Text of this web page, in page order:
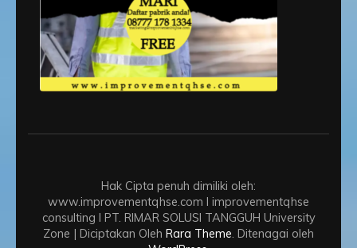
Hak Cipta penuh dimiliki oleh:
www.improvementqhse.com I improvementqhse
consulting I PT. RIMAR SOLUSI TANGGUH University
Zone | Diciptakan Oleh Rara Theme. Ditenagai oleh